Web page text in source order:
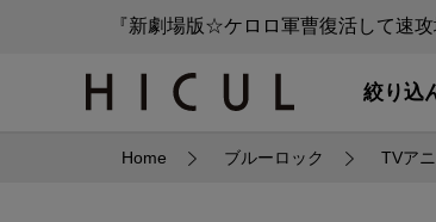
『新劇場版☆ケロロ軍曹復活して速
絞り込
Home ブルーロック TVア